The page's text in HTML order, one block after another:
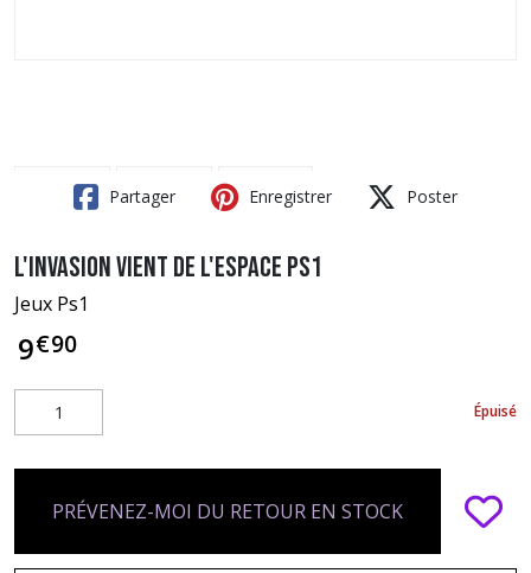
Partager Enregistrer Poster
L'invasion vient de l'espace PS1
Jeux Ps1
9€90
Épuisé
PRÉVENEZ-MOI DU RETOUR EN STOCK